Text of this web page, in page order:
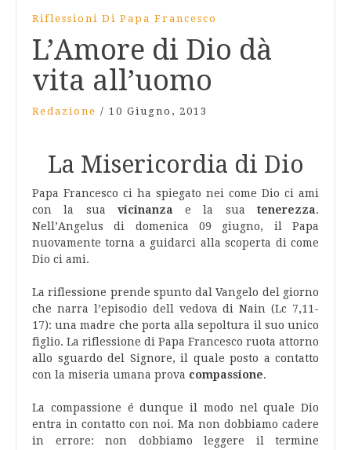
Riflessioni Di Papa Francesco
L’Amore di Dio dà
vita all’uomo
Redazione / 10 Giugno, 2013
La Misericordia di Dio
Papa Francesco ci ha spiegato nei come Dio ci ami
con la sua vicinanza e la suatenerezza.
Nell’Angelus di domenica 09 giugno, il Papa
nuovamente torna a guidarci alla scoperta di come
Dio ci ami.
La riflessione prende spunto dal Vangelo del giorno
che narra l’episodio dell vedova di Nain (Lc 7,11-
17): una madre che porta alla sepoltura il suo unico
figlio. La riflessione di Papa Francesco ruota attorno
allo sguardo del Signore, il quale posto a contatto
con la miseria umana prova compassione.
La compassione é dunque il modo nel quale Dio
entra in contatto con noi. Ma non dobbiamo cadere
in errore: non dobbiamo leggere il termine